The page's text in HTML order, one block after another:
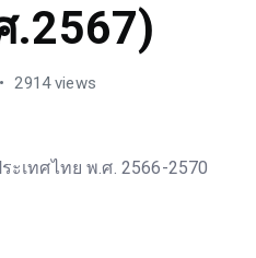
2914 views
เทศไทย พ.ศ. 2566-2570